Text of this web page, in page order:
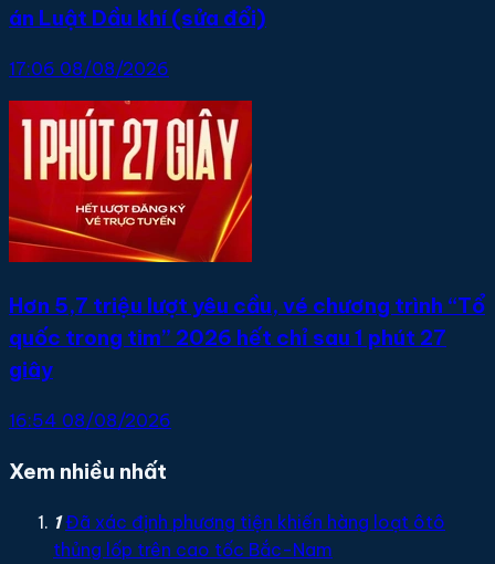
án Luật Dầu khí (sửa đổi)
17:06 08/08/2026
Hơn 5,7 triệu lượt yêu cầu, vé chương trình “Tổ
quốc trong tim” 2026 hết chỉ sau 1 phút 27
giây
16:54 08/08/2026
Xem nhiều nhất
1 Đã xác định phương tiện khiến hàng loạt ôtô
thủng lốp trên cao tốc Bắc-Nam